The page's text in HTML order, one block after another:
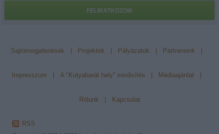
FELIRATKOZOM
Sajtómegjelenések Projektek Pályázatok Partnereink
Impresszum A "Kutyabarát hely" minősítés Médiaajánlat
Rólunk Kapcsolat
RSS